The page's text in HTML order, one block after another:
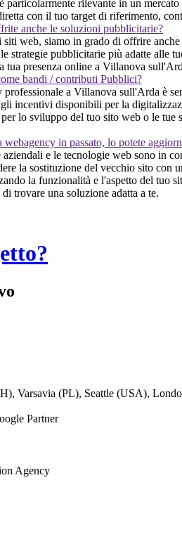
particolarmente rilevante in un
con il tuo target di riferimento,
anche le soluzioni pubblicitarie?
web, siamo in grado di offrire
strategie pubblicitarie più adatte alle
tua presenza online a Villanova
bandi / contributi Pubblici?
professionale a Villanova sull'Arda è
incentivi disponibili per la
lo sviluppo del tuo sito web o le tue
in passato, lo potete
aziendali e le tecnologie web sono in
la sostituzione del vecchio sito
la funzionalità e l'aspetto del tuo
trovare una soluzione adatta a te.
Varsavia (PL), Seattle (USA),
Agency